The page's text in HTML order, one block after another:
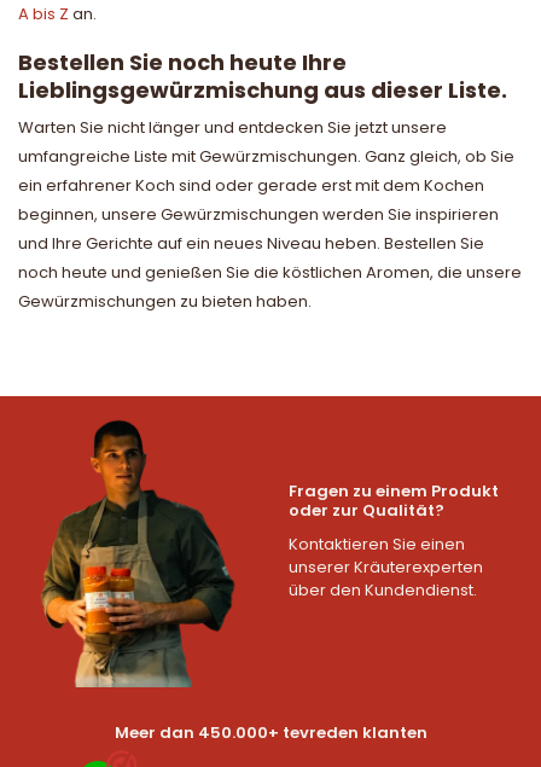
A bis Z an.
Bestellen Sie noch heute Ihre
Lieblingsgewürzmischung aus dieser Liste.
Warten Sie nicht länger und entdecken Sie jetzt unsere
umfangreiche Liste mit Gewürzmischungen. Ganz gleich, ob Sie
ein erfahrener Koch sind oder gerade erst mit dem Kochen
beginnen, unsere Gewürzmischungen werden Sie inspirieren
und Ihre Gerichte auf ein neues Niveau heben. Bestellen Sie
noch heute und genießen Sie die köstlichen Aromen, die unsere
Gewürzmischungen zu bieten haben.
Fragen zu einem Produkt
oder zur Qualität?
Kontaktieren Sie einen
unserer Kräuterexperten
über den Kundendienst.
Meer dan 450.000+ tevreden klanten